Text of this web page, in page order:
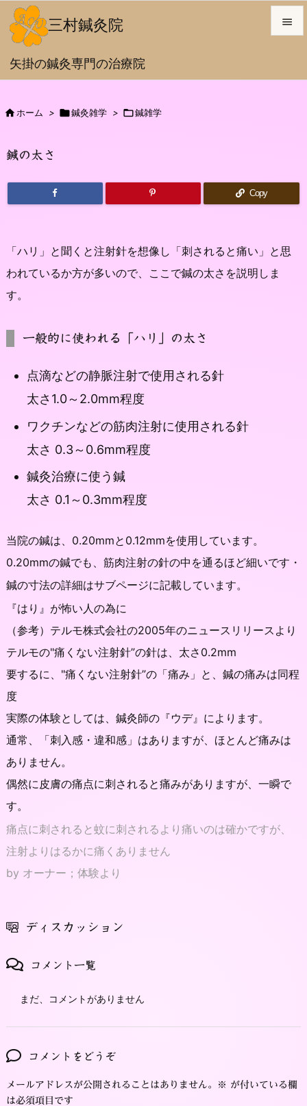

三村鍼灸院
矢掛の鍼灸専門の治療院
ホーム > 鍼灸雑学 > 鍼雑学
鍼の太さ
Copy
「ハリ」と聞くと注射針を想像し「刺されると痛い」と思
われているか方が多いので、ここで鍼の太さを説明しま
す。
一般的に使われる「ハリ」の太さ
点滴などの静脈注射で使用される針
太さ1.0～2.0mm程度
ワクチンなどの筋肉注射に使用される針
太さ 0.3～0.6mm程度
鍼灸治療に使う鍼
太さ 0.1～0.3mm程度
当院の鍼は、0.20mmと0.12mmを使用しています。
0.20mmの鍼でも、筋肉注射の針の中を通るほど細いです・
鍼の寸法の詳細はサブページに記載しています。
『はり』が怖い人の為に
（参考）テルモ株式会社の2005年のニュースリリースより
テルモの"痛くない注射針”の針は、太さ0.2mm
要するに、"痛くない注射針”の「痛み」と、鍼の痛みは同程
度
実際の体験としては、鍼灸師の『ウデ』によります。
通常、「刺入感・違和感」はありますが、ほとんど痛みは
ありません。
偶然に皮膚の痛点に刺されると痛みがありますが、一瞬で
す。
痛点に刺されると蚊に刺されるより痛いのは確かですが、
注射よりはるかに痛くありません
by オーナー；体験より
ディスカッション
コメント一覧
まだ、コメントがありません
コメントをどうぞ
メールアドレスが公開されることはありません。 ※ が付いている欄
は必須項目です